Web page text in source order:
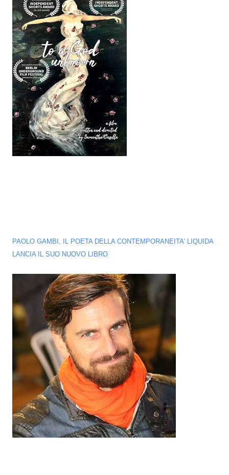
PAOLO GAMBI, IL POETA DELLA CONTEMPORANEITA' LIQUIDA
LANCIA IL SUO NUOVO LIBRO